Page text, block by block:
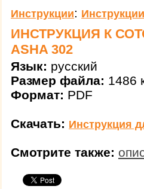
Инструкции:
ИНСТРУКЦИЯ К
ASHA 302
Язык: русский
Размер файла: 1486
Формат: PDF
Скачать: Инструкция
Смотрите также: